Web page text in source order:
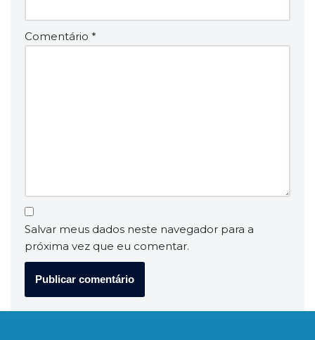
Comentário *
Salvar meus dados neste navegador para a
próxima vez que eu comentar.